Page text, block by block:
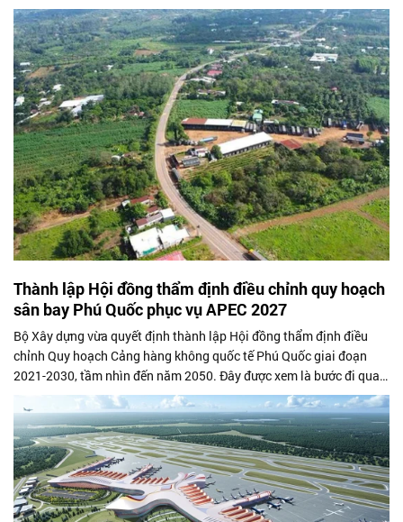
Long Thành trước ngày 30/6/2026, nhằm bảo đảm tiến độ giải
ngân vốn đầu tư công và triển khai thi công theo kế hoạch.
Thành lập Hội đồng thẩm định điều chỉnh quy hoạch
sân bay Phú Quốc phục vụ APEC 2027
Bộ Xây dựng vừa quyết định thành lập Hội đồng thẩm định điều
chỉnh Quy hoạch Cảng hàng không quốc tế Phú Quốc giai đoạn
2021-2030, tầm nhìn đến năm 2050. Đây được xem là bước đi quan
trọng nhằm đẩy nhanh...